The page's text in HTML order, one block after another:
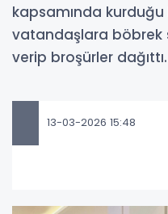
kapsamında
vatandaşlara böbrek
verip broşürler dağıttı.
13-03-2026 15:48